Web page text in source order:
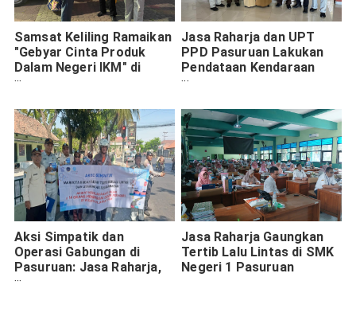
Samsat Keliling Ramaikan
"Gebyar Cinta Produk
Dalam Negeri IKM" di
Bangil
Jasa Raharja dan UPT
PPD Pasuruan Lakukan
Pendataan Kendaraan
Dinas di Dinas Kesehatan
Aksi Simpatik dan
Operasi Gabungan di
Pasuruan: Jasa Raharja,
UPT PPD, dan Satlantas
Jasa Raharja Gaungkan
Tertib Lalu Lintas di SMK
Negeri 1 Pasuruan